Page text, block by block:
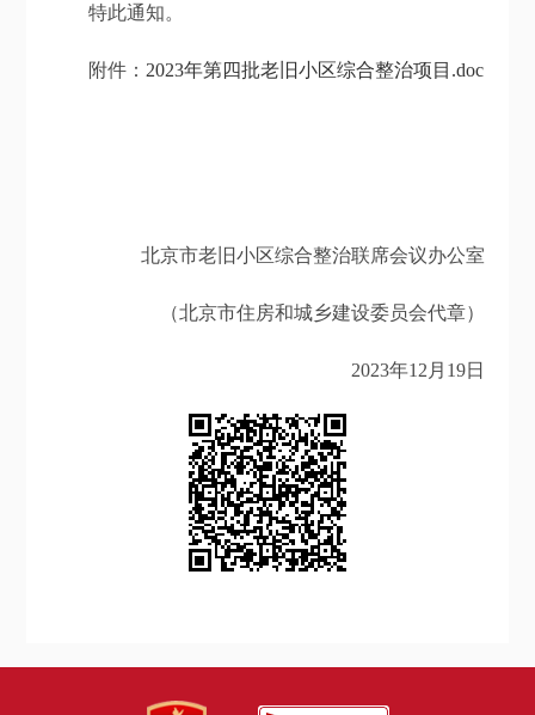
特此通知。
附件： 2023年第四批老旧小区综合整治项目.doc
北京市老旧小区综合整治联席会议办公室
（北京市住房和城乡建设委员会代章）
2023年12月19日